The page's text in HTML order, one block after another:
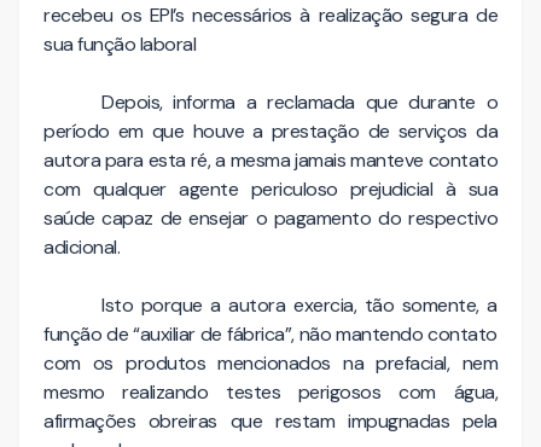
recebeu os EPI’s necessários à realização segura de
sua função laboral
Depois, informa a reclamada que durante o
período em que houve a prestação de serviços da
autora para esta ré, a mesma jamais manteve contato
com qualquer agente periculoso prejudicial à sua
saúde capaz de ensejar o pagamento do respectivo
adicional.
Isto porque a autora exercia, tão somente, a
função de “auxiliar de fábrica”, não mantendo contato
com os produtos mencionados na prefacial, nem
mesmo realizando testes perigosos com água,
afirmações obreiras que restam impugnadas pela